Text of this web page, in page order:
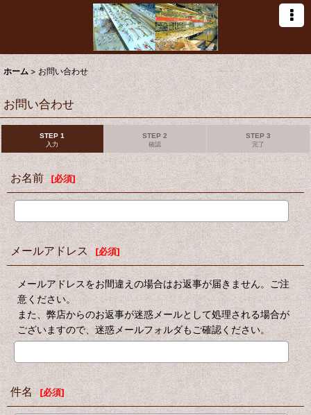
ホーム > お問い合わせ
お問い合わせ
STEP 1
入力
STEP 2
確認
STEP 3
完了
お名前 [必須]
メールアドレス [必須]
メールアドレスをお間違えの場合はお返事が届きません。ご注
意ください。
また、弊店からのお返事が迷惑メールとして処理される場合が
ございますので、迷惑メールフォルダもご確認ください。
件名 [必須]